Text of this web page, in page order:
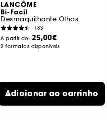
LANCÔME
Bi-Facil
Desmaquilhante Olhos
183
A partir de: 25,00€
2 formatos disponíveis
Adicionar ao carrinho